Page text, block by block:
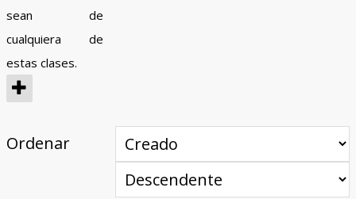
sean de
cualquiera de
estas clases.
Ordenar